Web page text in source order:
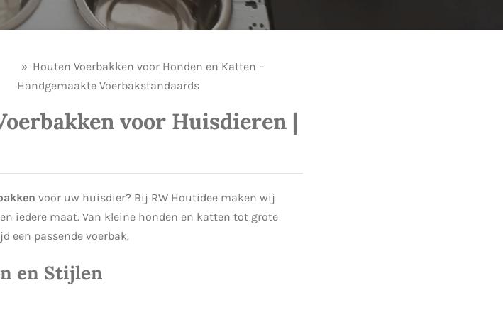
» Houten Voerbakken voor Honden en Katten –
Handgemaakte Voerbakstandaards
voor Huisdieren |
voor uw huisdier? Bij RW Houtidee maken wij
iedere maat. Van kleine honden en katten tot grote
een passende voerbak.
en Stijlen